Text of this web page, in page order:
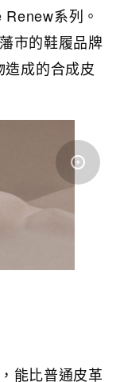
系列。
市的鞋履品牌
成的合成皮
能比普通皮革